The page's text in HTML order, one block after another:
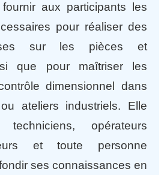
aux participants les
pour réaliser des
sur les pièces et
que pour maîtriser les
dimensionnel dans
ateliers industriels. Elle
techniciens, opérateurs
et toute personne
ses connaissances en